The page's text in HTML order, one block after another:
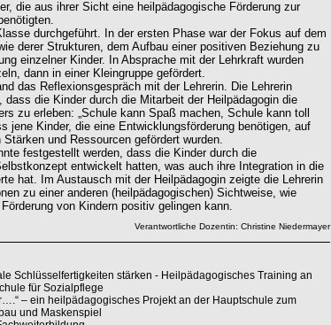
die aus ihrer Sicht eine heilpädagogische Förderung zur
durchgeführt. In der ersten Phase war der Fokus auf dem
derer Strukturen, dem Aufbau einer positiven Beziehung zu
einzelner Kinder. In Absprache mit der Lehrkraft wurden
dann in einer Kleingruppe gefördert.
das Reflexionsgespräch mit der Lehrerin. Die Lehrerin
die Kinder durch die Mitarbeit der Heilpädagogin die
zu erleben: „Schule kann Spaß machen, Schule kann toll
jene Kinder, die eine Entwicklungsförderung benötigen, auf
und Ressourcen gefördert wurden.
festgestellt werden, dass die Kinder durch die
entwickelt hatten, was auch ihre Integration in die
hat. Im Austausch mit der Heilpädagogin zeigte die Lehrerin
zu einer anderen (heilpädagogischen) Sichtweise, wie
von Kindern positiv gelingen kann.
Verantwortliche Dozentin: Christine Niedermayer
Schlüsselfertigkeiten stärken - Heilpädagogisches Training an
für Sozialpflege
– ein heilpädagogisches Projekt an der Hauptschule zum
und Maskenspiel